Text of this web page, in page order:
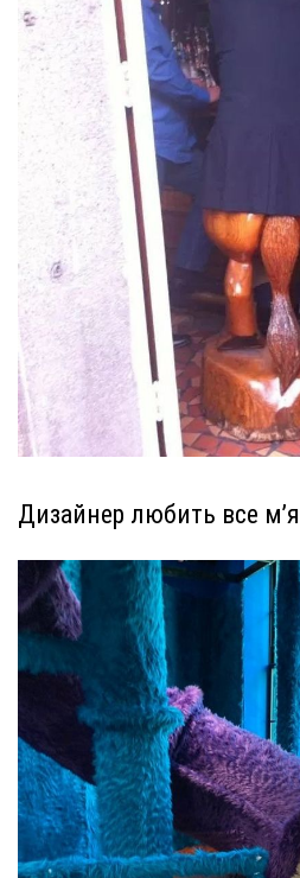
Дизайнер любить все